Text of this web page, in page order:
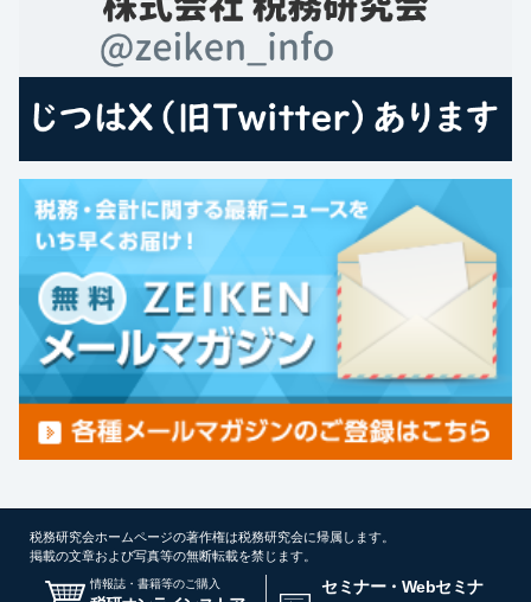
税務研究会ホームページの著作権は税務研究会に帰属します。
掲載の文章および写真等の無断転載を禁じます。
情報誌・書籍等のご購入 セミナー・Webセミナ